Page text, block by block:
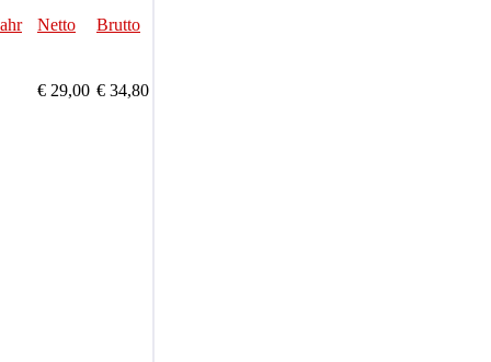
Netto
Brutto
€ 29,00 € 34,80